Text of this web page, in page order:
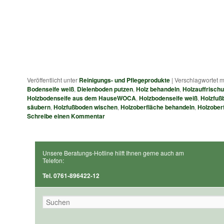
Veröffentlicht unter Reinigungs- und Pflegeprodukte | Verschlagwortet
Bodenseife weiß, Dielenboden putzen, Holz behandeln,
Holzbodenseife aus dem HauseWOCA, Holzbodenseife weiß,
säubern, Holzfußboden wischen, Holzoberfläche behandeln,
Schreibe einen Kommentar
Unsere Beratungs-Hotline hilft Ihnen gerne auch am
Telefon:
Tel. 0761-896422-12
Suchen